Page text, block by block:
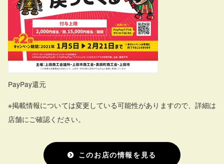
PayPay還元
※掲載情報については変更している可能性がありますので、詳細は
店舗にご確認ください。
このお店の情報を見る